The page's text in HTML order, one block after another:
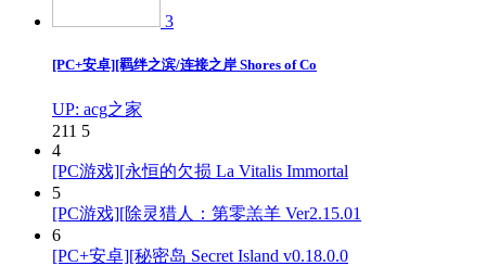
3
[PC+安卓][羁绊之滨/连接之岸 Shores of Co
UP: acg之家
211 5
4
[PC游戏][永恒的欠损 La Vitalis Immortal
5
[PC游戏][除灵猎人：第零羔羊 Ver2.15.01
6
[PC+安卓][秘密岛 Secret Island v0.18.0.0